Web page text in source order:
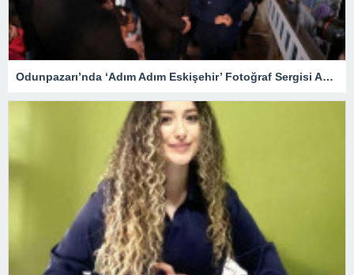
Odunpazarı’nda ‘Adım Adım Eskişehir’ Fotoğraf Sergisi Açıldı